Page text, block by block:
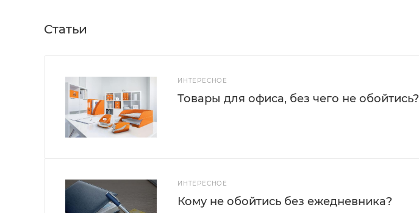
Статьи
ИНТЕРЕСНОЕ
Товары для офиса, без чего не обойтись?
ИНТЕРЕСНОЕ
Кому не обойтись без ежедневника?